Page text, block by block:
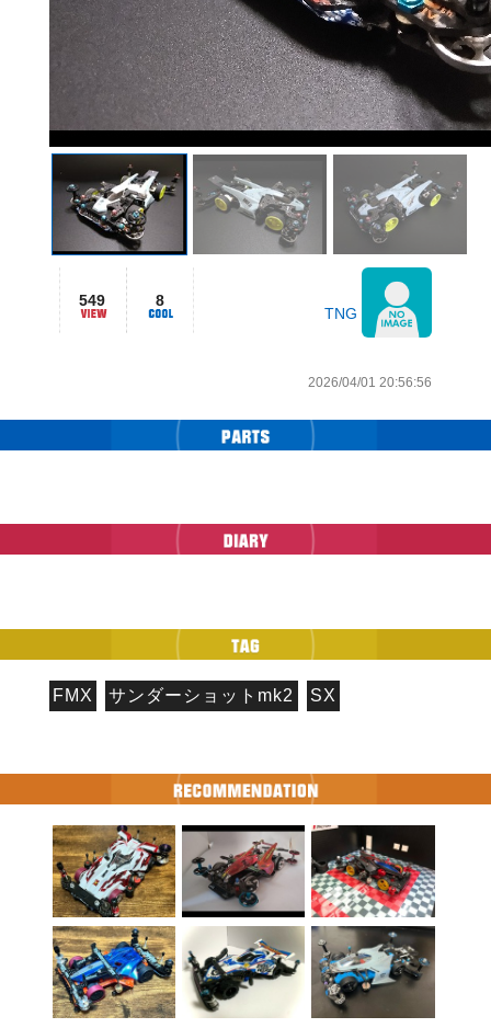
549 8
TNG
2026/04/01 20:56:56
FMX サンダーショットmk2 SX